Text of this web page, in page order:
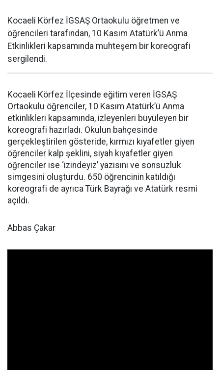
Kocaeli Körfez İGSAŞ Ortaokulu öğretmen ve
öğrencileri tarafından, 10 Kasım Atatürk’ü Anma
Etkinlikleri kapsamında muhteşem bir koreografi
sergilendi.
Kocaeli Körfez İlçesinde eğitim veren İGSAŞ
Ortaokulu öğrenciler, 10 Kasım Atatürk’ü Anma
etkinlikleri kapsamında, izleyenleri büyüleyen bir
koreografi hazırladı. Okulun bahçesinde
gerçekleştirilen gösteride, kırmızı kıyafetler giyen
öğrenciler kalp şeklini, siyah kıyafetler giyen
öğrenciler ise ‘izindeyiz’ yazısını ve sonsuzluk
simgesini oluşturdu. 650 öğrencinin katıldığı
koreografi de ayrıca Türk Bayrağı ve Atatürk resmi
açıldı.
Abbas Çakar